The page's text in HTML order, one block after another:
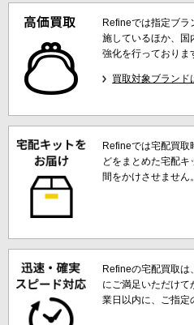
Refineでは指定ブ
施しているほか、国
強化を行っておりま
買取対象ブランド
Refineでは宅配買取
どをまとめた宅配
間をかけさせません。
Refineの宅配買取は
にご満足いただけ
業日以内に、ご指定